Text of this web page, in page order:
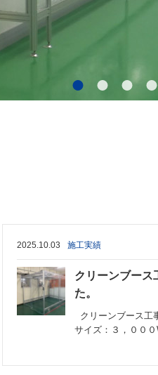
2025.10.03 施工実績
クリーンブース
た。
クリーンブース工
サイズ：３，００